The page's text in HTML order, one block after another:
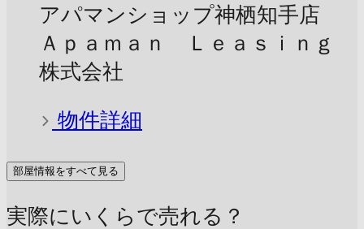
アパマンショップ神栖知手店
Ａｐａｍａｎ Ｌｅａｓｉｎｇ
株式会社
物件詳細
部屋情報をすべて見る
実際にいくらで売れる？